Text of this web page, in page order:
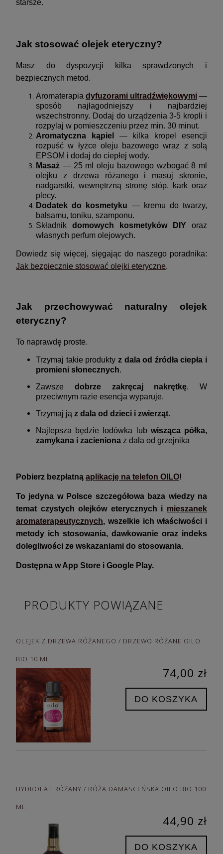
starsze.
Jak stosować olejek eteryczny?
Masz do dyspozycji kilka sprawdzonych i
bezpiecznych metod.
Aromaterapia dyfuzorami ultradźwiękowymi —
sposób najłagodniejszy i najbardziej
wszechstronny. Dodaj do urządzenia 3-5 kropli i
rozpylaj w pomieszczeniu przez min. 30 minut.
Aromatyczna kąpiel
— kilka kropel esencji
rozpuść w łyżce oleju bazowego wraz z solą
EPSOM i dodaj do ciepłej wody.
Masaż — 25 ml oleju bazowego wzbogać 8 ml
olejku z drzewa różanego i masuj skronie,
nadgarstki, wewnętrzną stronę stóp, kark oraz
plecy.
Dodatek do kosmetyku — kremu do twarzy,
balsamu, toniku, szamponu.
Składnik domowych kosmetyków DIY oraz
własnych perfum olejowych.
Dowiedz się więcej, sięgając do naszego poradnika:
Jak bezpiecznie stosować olejki eteryczne.
Jak przechowywać naturalny olejek
eteryczny?
To naprawdę proste.
Trzymaj takie produkty z dala od źródła ciepła i
promieni słonecznych.
Zawsze dobrze zakręcaj nakrętkę. W
przeciwnym razie esencja wyparuje.
Trzymaj ją z dala od dzieci i zwierząt.
Najlepsza będzie lodówka lub wisząca półka,
zamykana i zacieniona z dala od grzejnika
Pobierz bezpłatną aplikację na telefon OILO!
To jedyna w Polsce szczegółowa baza wiedzy na
temat czystych olejków eterycznych i mieszanek
aromaterapeutycznych, wszelkie ich właściwości i
metody ich stosowania, dawkowanie oraz indeks
dolegliwości ze wskazaniami do stosowania.
Dostępna w App Store i Google Play.
PRODUKTY POWIĄZANE
OLEJEK Z DRZEWA RÓŻANEGO / DRZEWO RÓŻANE OILO
BIO 10 ML
74,00 zł
DO KOSZYKA
HYDROLAT RÓŻANY / RÓŻA DAMASCEŃSKA OILO BIO 100
ML
44,90 zł
DO KOSZYKA